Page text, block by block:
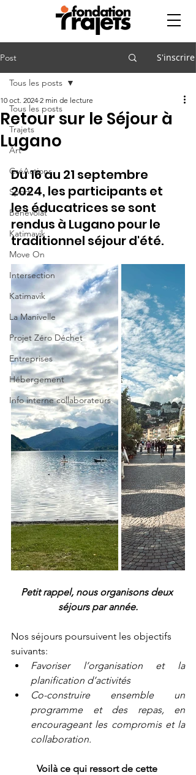
Post S'inscrire
Tous les posts
Trajets
Art
CréActions
Sport
Bénévolat
Katimavik
Move On
Intersection
Katimavik
La Manivelle
Projet Zéro Déchet
Entreprises
Hébergement
Info interne collaborateurs
Tous les posts
Retour sur le Séjour à
Lugano
10 oct. 2024 2 min de lecture
Du 16 au 21 septembre
2024, les participants et
les éducatrices se sont
rendus à Lugano pour le
traditionnel séjour d'été.
Petit rappel, nous organisons deux
séjours par année.
Nos séjours poursuivent les objectifs
suivants:
Favoriser l’organisation et la
planification d’activités
Co-construire ensemble un
programme et des repas, en
encourageant les compromis et la
collaboration.
Voilà ce qui ressort de cette